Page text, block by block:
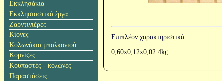
Εκκλησάκια
Εκκλησιαστικά έργα
Ζαρντινιέρες
Κίονες
Κολωνάκια μπαλκονιού
Κορνίζες
Κουπαστές - κολώνες
Παραστάσεις
Επιπλέον χαρακτηριστικά :
0,60x0,12x0,02 4kg